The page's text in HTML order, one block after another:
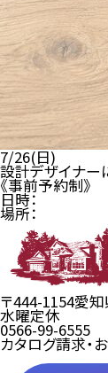
7/26(日)
設計デザイナー
《事前予約制》
日時：
場所：
〒444-1154愛
水曜定休
0566-99-6555
カタログ請求・